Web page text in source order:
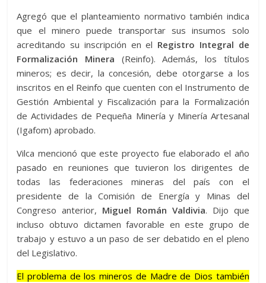
Agregó que el planteamiento normativo también indica
que el minero puede transportar sus insumos solo
acreditando su inscripción en el Registro Integral de
Formalización Minera (Reinfo). Además, los títulos
mineros; es decir, la concesión, debe otorgarse a los
inscritos en el Reinfo que cuenten con el Instrumento de
Gestión Ambiental y Fiscalización para la Formalización
de Actividades de Pequeña Minería y Minería Artesanal
(Igafom) aprobado.
Vilca mencionó que este proyecto fue elaborado el año
pasado en reuniones que tuvieron los dirigentes de
todas las federaciones mineras del país con el
presidente de la Comisión de Energía y Minas del
Congreso anterior, Miguel Román Valdivia. Dijo que
incluso obtuvo dictamen favorable en este grupo de
trabajo y estuvo a un paso de ser debatido en el pleno
del Legislativo.
El problema de los mineros de Madre de Dios también